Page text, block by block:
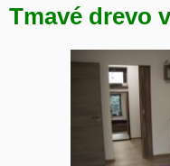
Tmavé drevo